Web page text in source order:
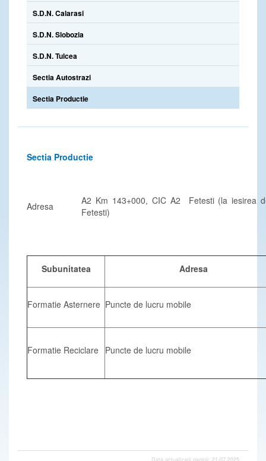
S.D.N. Calarasi
S.D.N. Slobozia
S.D.N. Tulcea
Sectia Autostrazi
Sectia Productie
Sectia Productie
Adresa
A2 Km 143+000, CIC A2 Fetesti (la iesirea
Fetesti)
Subunitatea Adresa
Formatie Asternere Puncte de lucru mobile
Formatie Reciclare Puncte de lucru mobile
Data actualizarii paginii: 21-07-2025